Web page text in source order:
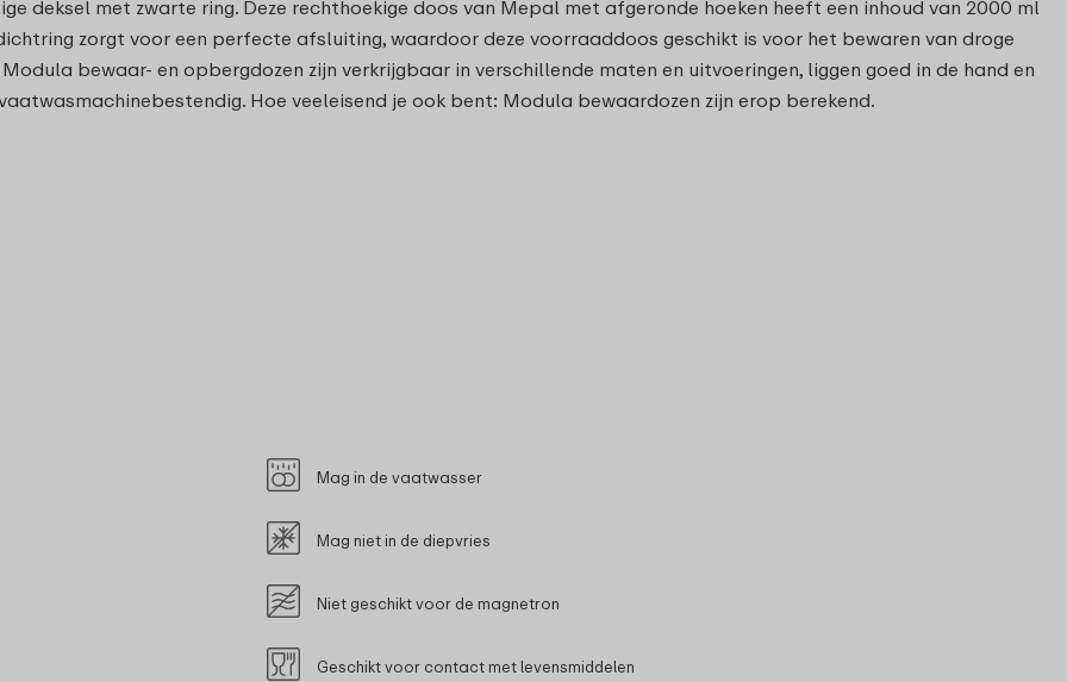
deksel met zwarte ring. Deze rechthoekige doos van Mepal met afgeronde hoeken heeft een inhoud van 2000 ml
zorgt voor een perfecte afsluiting, waardoor deze voorraaddoos geschikt is voor het bewaren van droge
bewaar- en opbergdozen zijn verkrijgbaar in verschillende maten en uitvoeringen, liggen goed in de hand en
Hoe veeleisend je ook bent: Modula bewaardozen zijn erop berekend.
Mag in de vaatwasser
Mag niet in de diepvries
Niet geschikt voor de magnetron
Geschikt voor contact met levensmiddelen